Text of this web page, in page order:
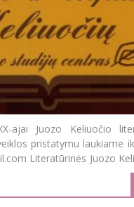
ajai Juozo Keliuočio
pristatymu laukiame
Literatūrinės Juozo